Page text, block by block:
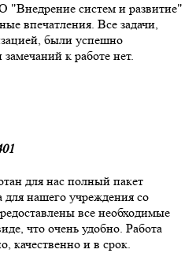
"Внедрение систем и развитие"
впечатления. Все задачи,
были успешно
к работе нет.
для нас полный пакет
для нашего учреждения со
все необходимые
что очень удобно. Работа
качественно и в срок.